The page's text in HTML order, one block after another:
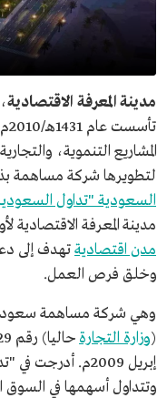
مدينة المعرفة الاقتصادية
تأسست عام 1431هـ/2010م في
المشاريع التنموية،
لتطويرها شركة مساهمة
السعودية "تداول
مدينة المعرفة الاقتصادية لأول مرة في
مدن اقتصاديةتهدف إلى
وخلق فرص العمل.
وهي شركة مساهمة سعودية
(وزارة التجارة
وتتداول أسهمها في السوق